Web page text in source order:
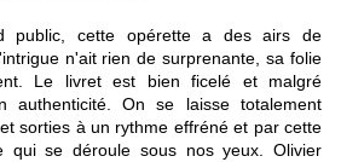
public, cette opérette a des airs de
n'ait rien de surprenante, sa folie
Le livret est bien ficelé et malgré
authenticité. On se laisse totalement
sorties à un rythme effréné et par cette
qui se déroule sous nos yeux. Olivier